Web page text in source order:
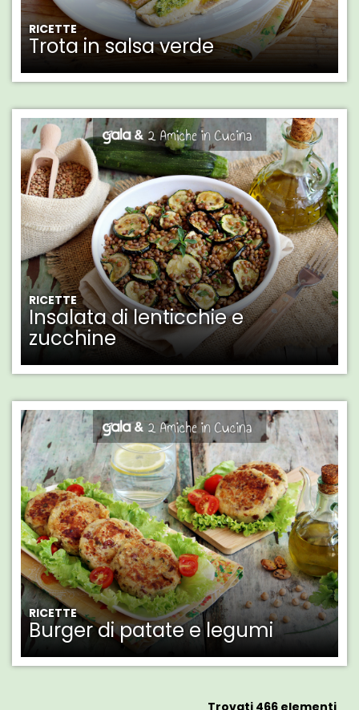
RICETTE
Trota in salsa verde
RICETTE
Insalata di lenticchie e
zucchine
RICETTE
Burger di patate e legumi